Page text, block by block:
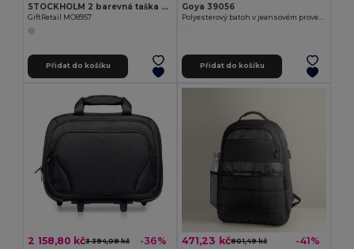
STOCKHOLM 2 barevná taška na laptop
GiftRetail MO8957
Přidat do košíku
Goya 39056
Přidat do košíku
2 158,80 kč3 394,08 kč -36% 471,23 kč801,49 kč -41%